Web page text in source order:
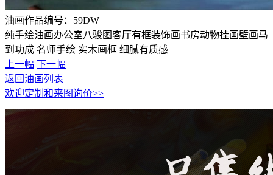
油画作品编号： 59DW
纯手绘油画办公室八骏图客厅有框装饰画书房动物挂画壁画马
到功成 名师手绘 实木画框 细腻有质感
上一幅 下一幅
返回油画列表
欢迎定制和来图询价>>